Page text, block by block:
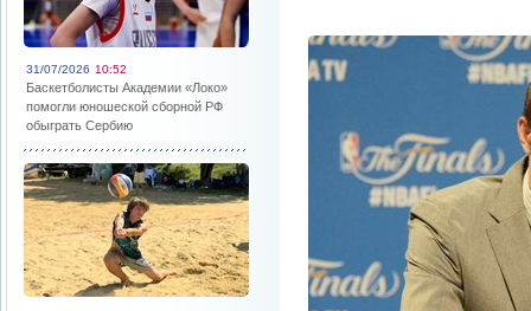
31/07/2026 10:52
Баскетболисты Академии «Локо»
помогли юношеской сборной РФ
обыграть Сербию